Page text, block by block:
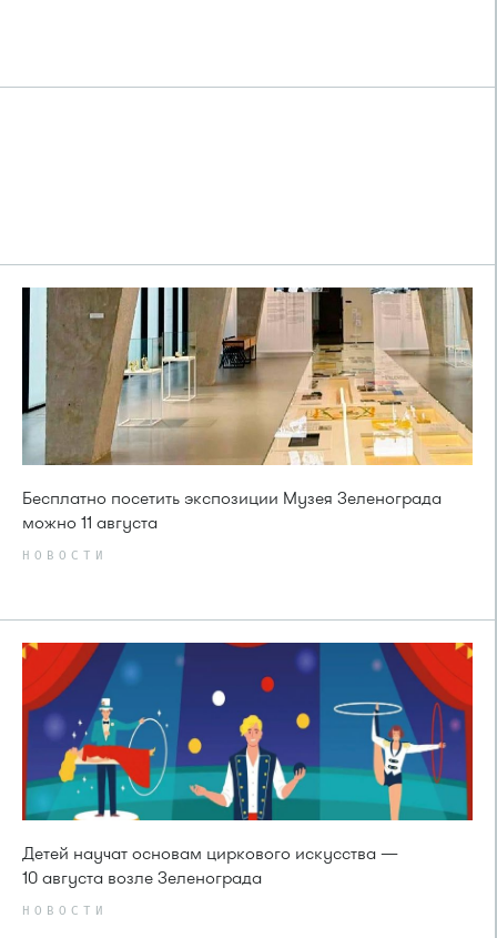
Бесплатно посетить экспозиции Музея Зеленограда
можно 11 августа
НОВОСТИ
Детей научат основам циркового искусства —
10 августа возле Зеленограда
НОВОСТИ